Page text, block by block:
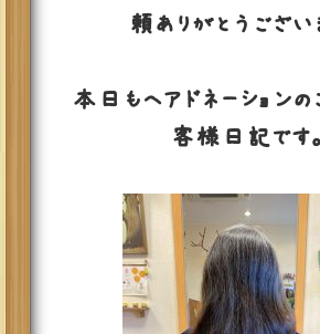
頼ありがとうござい
本日もヘアドネーション
客様日記です。